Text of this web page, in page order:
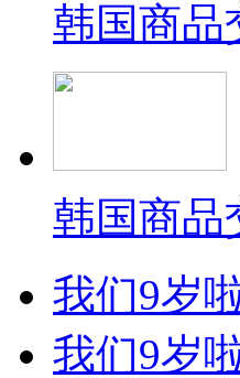
韩国商品
韩国商品
我们9岁
我们9岁